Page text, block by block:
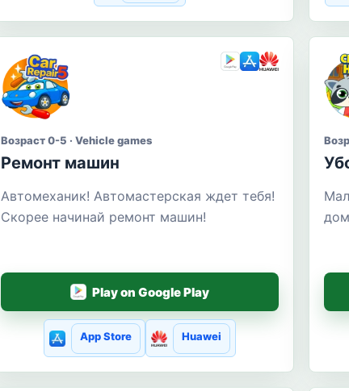
Возраст 0-5 · Vehicle games
Ремонт машин
Автомеханик! Автомастерская ждет тебя!
Скорее начинай ремонт машин!
Play on Google Play
App Store Huawei